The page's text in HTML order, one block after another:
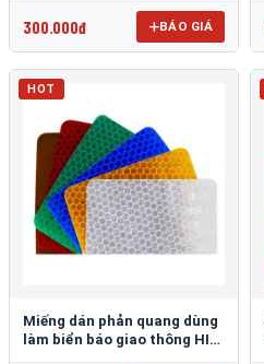
300.000đ BÁO GIÁ
HOT
Miếng dán phản quang dùng
làm biển báo giao thông HIP